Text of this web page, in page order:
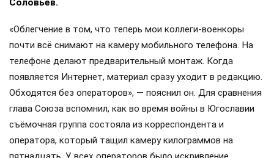
Соловьёв.
«Облегчение в том, что теперь мои коллеги-военкоры
почти всё снимают на камеру мобильного телефона. На
телефоне делают предварительный монтаж. Когда
появляется Интернет, материал сразу уходит в редакцию.
Обходятся без операторов», — пояснил он. Для сравнения
глава Союза вспомнил, как во время войны в Югославии
съёмочная группа состояла из корреспондента и
оператора, который тащил камеру килограммов на